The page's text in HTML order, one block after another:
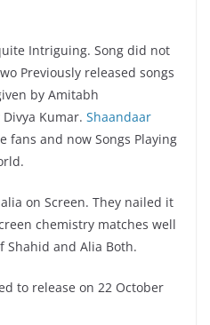
Intriguing. Song did not
Previously released songs
by Amitabh
Kumar. Shaandaar
fans and now Songs Playing
on Screen. They nailed it
chemistry matches well
Shahid and Alia Both.
to release on 22 October